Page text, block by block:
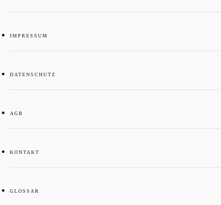
IMPRESSUM
DATENSCHUTZ
AGB
KONTAKT
GLOSSAR